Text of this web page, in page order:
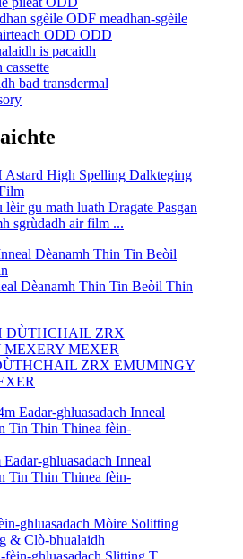
sgèile ODF meadhan-sgèile
ODD ODD
is pacaidh
cassette
bad transdermal
gu math luath Dragate Pasgan
sgrùdadh air film ...
Dèanamh Thin Tin Beòil Thin
ZRX EMUMINGY
ghluasadach Inneal
Tin Thin Thinea fèin-